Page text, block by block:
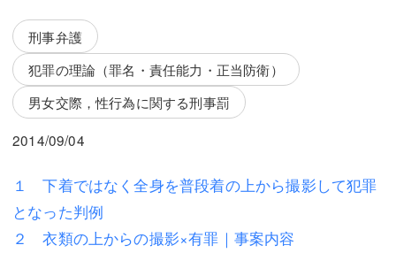
吉元 優仁
小川 祐
弁護士費用
相続・遺言
離婚（夫婦間トラブル）
吉元 優仁
弁護士費用
不動産
離婚（夫婦間トラブル）
企業法務
刑事弁護
犯罪の理論（罪名・責任能力・正当防衛）
男女交際，性行為に関する刑事罰
2014/09/04
１ 下着ではなく全身を普段着の上から撮影して犯罪
となった判例
２ 衣類の上からの撮影×有罪｜事案内容